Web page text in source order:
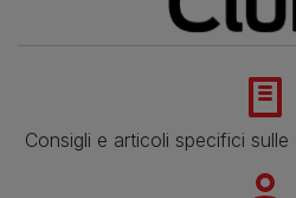
Consigli e articoli specifici